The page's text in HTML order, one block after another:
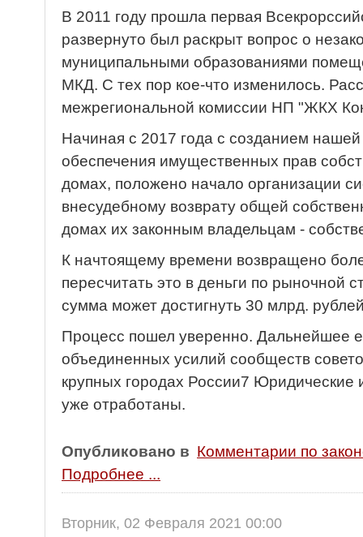
В 2011 году прошла первая
развернуто был раскрыт вопрос о
муниципальными образованиями
МКД. С тех пор кое-что изменилось.
межрегиональной комиссии НП "ЖКХ
Начиная с 2017 года с созданием
обеспечения имущественных прав
домах, положено начало организации
внесудебному возврату общей
домах их законным владельцам -
К начтоящему времени возвращено
пересчитать это в деньги по рыночной
сумма может достигнуть 30 млрд.
Процесс пошел уверенно. Дальнейшее
объединенных усилий сообществ
крупных городах России7 Юридические
уже отработаны.
Опубликовано в Комментарии по
Подробнее ...
Вторник, 02 Февраля 2021 00:00